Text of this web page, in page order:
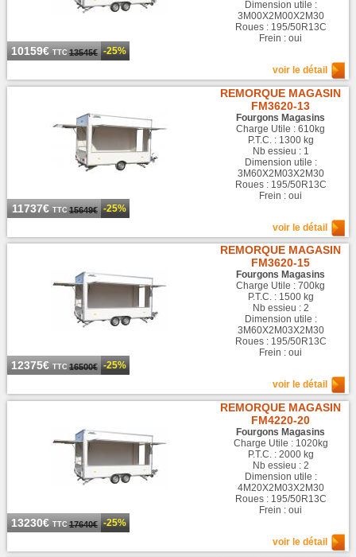
10159€TTC 13545€ -25%
Dimension utile :
3M00X2M00X2M30
Roues : 195/50R13C
Frein : oui
voir le détail
11737€TTC 15649€ -25%
REMORQUE MAGASIN
FM3620-13
Fourgons Magasins
Charge Utile : 610kg
P.T.C. : 1300 kg
Nb essieu : 1
Dimension utile :
3M60X2M03X2M30
Roues : 195/50R13C
Frein : oui
voir le détail
12375€TTC 16500€ -25%
REMORQUE MAGASIN
FM3620-15
Fourgons Magasins
Charge Utile : 700kg
P.T.C. : 1500 kg
Nb essieu : 2
Dimension utile :
3M60X2M03X2M30
Roues : 195/50R13C
Frein : oui
voir le détail
13230€TTC 17640€ -25%
REMORQUE MAGASIN
FM4220-20
Fourgons Magasins
Charge Utile : 1020kg
P.T.C. : 2000 kg
Nb essieu : 2
Dimension utile :
4M20X2M03X2M30
Roues : 195/50R13C
Frein : oui
voir le détail